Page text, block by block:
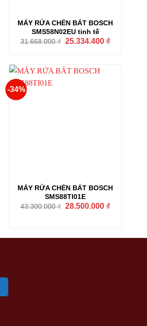
₫.
MÁY RỬA CHÉN BÁT BOSCH
SMS58N02EU tinh tế
31.668.000₫ Giá
25.334.400 ₫Giá
-34%
MÁY RỬA CHÉN BÁT BOSCH
SMS88TI01E
43.300.000₫ Giá
28.500.000 ₫Giá